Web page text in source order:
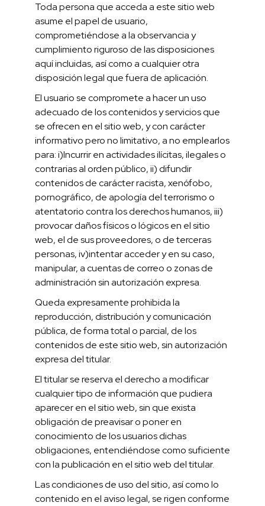
Toda persona que acceda a este sitio web
asume el papel de usuario,
comprometiéndose a la observancia y
cumplimiento riguroso de las disposiciones
aquí incluidas, así como a cualquier otra
disposición legal que fuera de aplicación.
El usuario se compromete a hacer un uso
adecuado de los contenidos y servicios que
se ofrecen en el sitio web, y con carácter
informativo pero no limitativo, a no emplearlos
para: i)Incurrir en actividades ilícitas, ilegales o
contrarias al orden público, ii) difundir
contenidos de carácter racista, xenófobo,
pornográfico, de apología del terrorismo o
atentatorio contra los derechos humanos, iii)
provocar daños físicos o lógicos en el sitio
web, el de sus proveedores, o de terceras
personas, iv)intentar acceder y en su caso,
manipular, a cuentas de correo o zonas de
administración sin autorización expresa.
Queda expresamente prohibida la
reproducción, distribución y comunicación
pública, de forma total o parcial, de los
contenidos de este sitio web, sin autorización
expresa del titular.
El titular se reserva el derecho a modificar
cualquier tipo de información que pudiera
aparecer en el sitio web, sin que exista
obligación de preavisar o poner en
conocimiento de los usuarios dichas
obligaciones, entendiéndose como suficiente
con la publicación en el sitio web del titular.
Las condiciones de uso del sitio, así como lo
contenido en el aviso legal, se rigen conforme